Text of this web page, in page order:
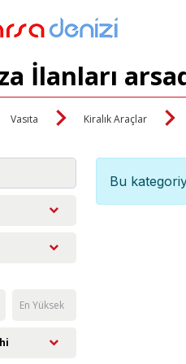
İlanları
Vasıta Kiralık Araçlar
Bu